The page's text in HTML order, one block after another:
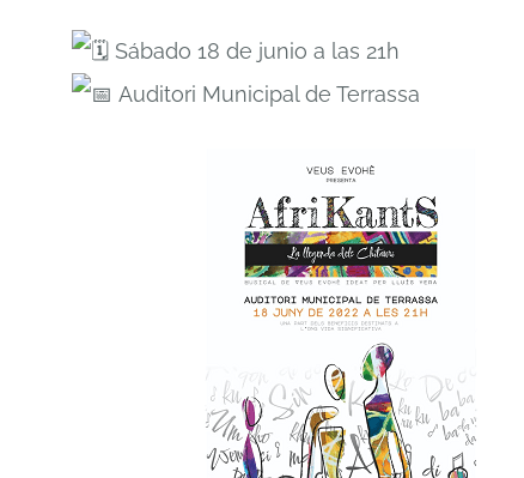
Sábado 18 de junio a las 21h
Auditori Municipal de Terrassa